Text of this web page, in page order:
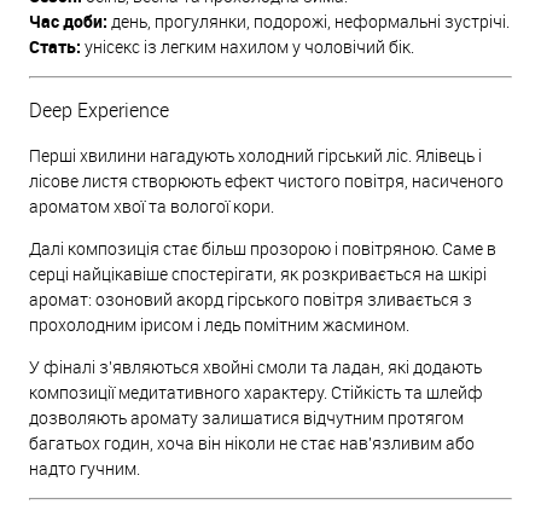
Час доби: день, прогулянки, подорожі, неформальні зустрічі.
Стать: унісекс із легким нахилом у чоловічий бік.
Deep Experience
Перші хвилини нагадують холодний гірський ліс. Ялівець і
лісове листя створюють ефект чистого повітря, насиченого
ароматом хвої та вологої кори.
Далі композиція стає більш прозорою і повітряною. Саме в
серці найцікавіше спостерігати, як розкривається на шкірі
аромат: озоновий акорд гірського повітря зливається з
прохолодним ірисом і ледь помітним жасмином.
У фіналі з'являються хвойні смоли та ладан, які додають
композиції медитативного характеру. Стійкість та шлейф
дозволяють аромату залишатися відчутним протягом
багатьох годин, хоча він ніколи не стає нав'язливим або
надто гучним.